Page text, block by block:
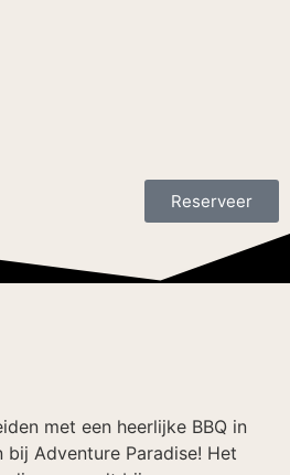
Reserveer
met een heerlijke BBQ in
Adventure Paradise! Het